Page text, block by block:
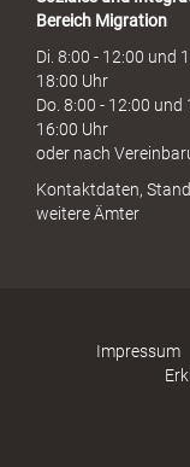
Bereich Migration
Di. 8:00 - 12:00 und
18:00 Uhr
Do. 8:00 - 12:00 und
16:00 Uhr
oder nach
Kontaktdaten,
weitere Ämter
Impressum